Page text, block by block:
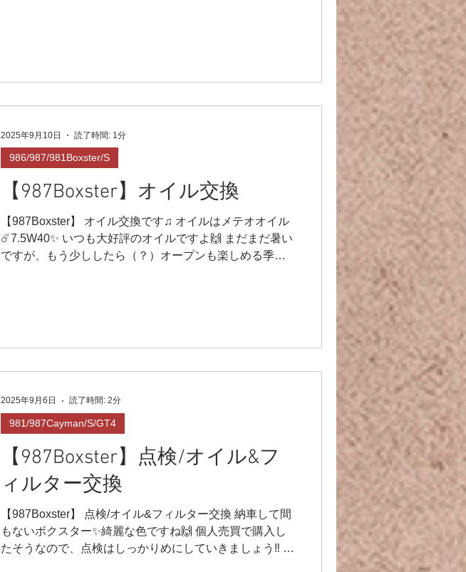
【987Boxster】オイル交換
【987Boxster】 オイル交換です♫ オイルはメテオオイル
☄️7.5W40✨ いつも大好評のオイルですよ🙌 まだまだ暑い
ですが、もう少ししたら（？）オープンも楽しめる季節
986/987/981Boxster/S
2025年9月10日 読了時間: 1分
【987Boxster】点検/オイル&フ
ィルター交換
【987Boxster】 点検/オイル&フィルター交換 納車して間
もないボクスター✨綺麗な色ですね🙌 個人売買で購入し
たそうなので、点検はしっかりめにしていきましょう‼️ ま
981/987Cayman/S/GT4
2025年9月6日 読了時間: 2分